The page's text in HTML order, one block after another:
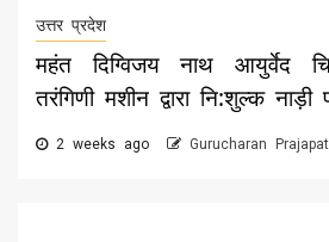
उत्तर प्रदेश
महंत दिग्विजय नाथ आयुर्वेद
तरंगिणी मशीन द्वारा नि:शुल्क नाड़ी
2 weeks ago Gurucharan